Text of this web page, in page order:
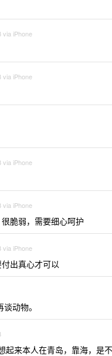
via iPhone
via iPhone
via iPhone
via iPhone
脆弱，需要细心呵护
via iPhone
出真心才可以
动物。
起来本人在青岛，靠海，是